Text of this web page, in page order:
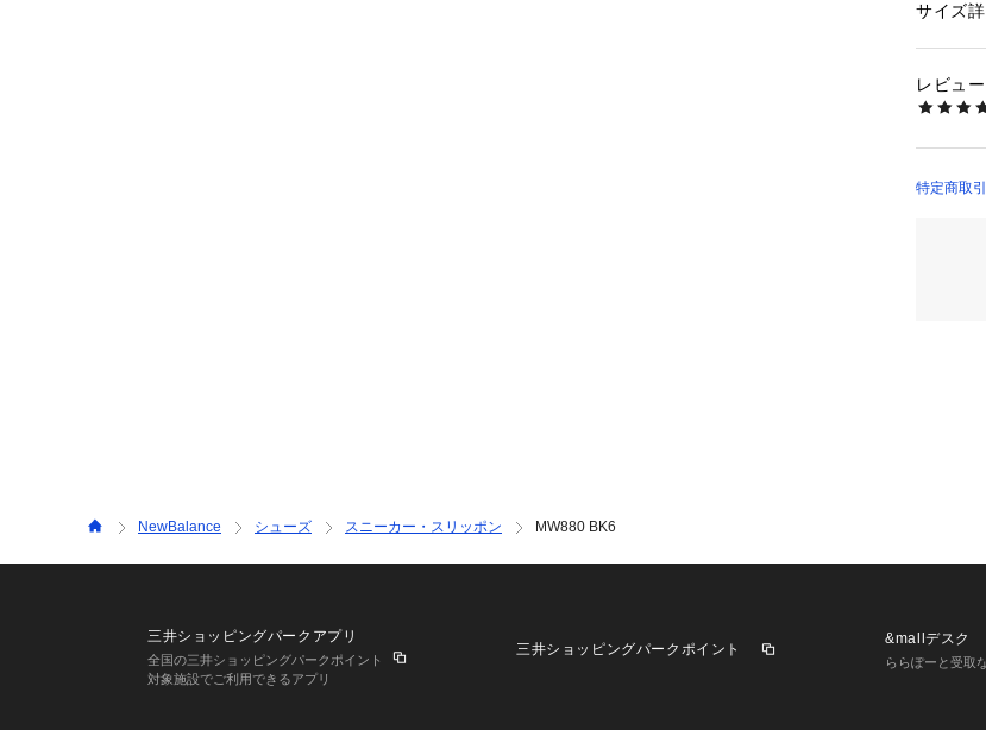
て更な
用した
性別：
商品番
サイズ
レビュー
特定商取
NewBalance シューズ スニーカー・スリッポン MW880 BK6
三井ショッピングパークアプリ
全国の三井ショッピングパークポイント
対象施設でご利用できるアプリ
三井ショッピングパークポイント
&mallデスク
ららぽーと受取